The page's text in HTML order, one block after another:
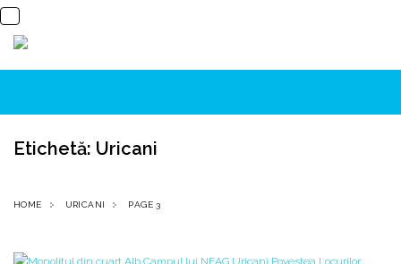
Etichetă: Uricani
HOME URICANI PAGE 3